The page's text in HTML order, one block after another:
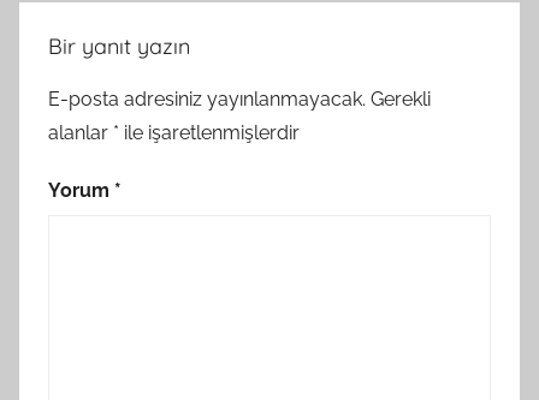
Bir yanıt yazın
E-posta adresiniz yayınlanmayacak. Gerekli
alanlar * ile işaretlenmişlerdir
Yorum *